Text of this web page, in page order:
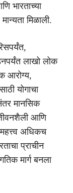
भारताच्या
मिळाली.
लाखो लोक
आरोग्य,
योगाचा
मानसिक
आणि
महत्त्व अधिकच
प्राचीन
मार्ग बनला